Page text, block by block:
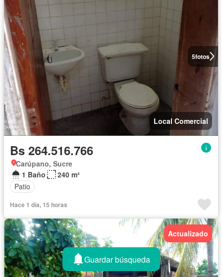
5fotos
Local Comercial
Bs 264.516.766
Carúpano, Sucre
1 Baño
240 m²
Patio
Hace 1 día, 15 horas
Actualizado
Guardar búsqueda